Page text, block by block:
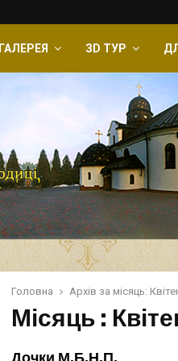
ГАЛЕРЕЯ ЗD ТУР
Головна Архів за місяць:
Місяць :